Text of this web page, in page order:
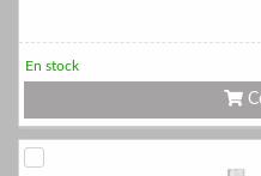
En stock